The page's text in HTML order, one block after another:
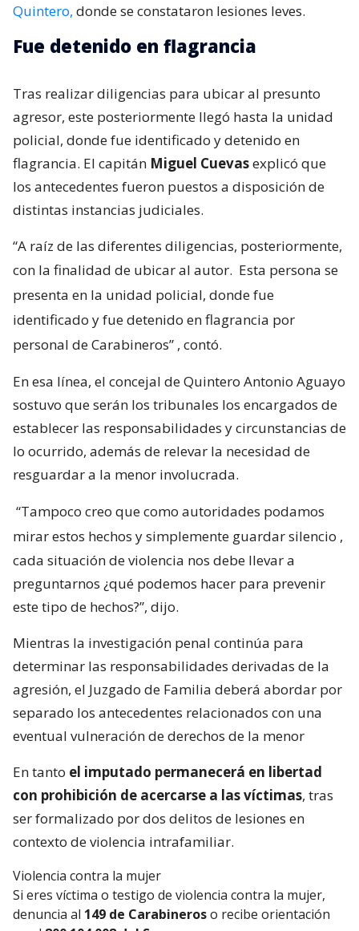
Quintero, donde se constataron lesiones leves.
Fue detenido en flagrancia
Tras realizar diligencias para ubicar al presunto
agresor, este posteriormente llegó hasta la unidad
policial, donde fue identificado y detenido en
flagrancia. El capitán Miguel Cuevasexplicó que
los antecedentes fueron puestos a disposición de
distintas instancias judiciales.
“A raíz de las diferentes diligencias, posteriormente,
con la finalidad de ubicar al autor. Esta persona se
presenta en la unidad policial, donde fue
identificado y fue detenido en flagrancia por
personal de Carabineros” , contó.
En esa línea, el concejal de Quintero Antonio Aguayo
sostuvo que serán los tribunales los encargados de
establecer las responsabilidades y circunstancias de
lo ocurrido, además de relevar la necesidad de
resguardar a la menor involucrada.
“Tampoco creo que como autoridades podamos
mirar estos hechos y simplemente guardar silencio ,
cada situación de violencia nos debe llevar a
preguntarnos ¿qué podemos hacer para prevenir
este tipo de hechos?”, dijo.
Mientras la investigación penal continúa para
determinar las responsabilidades derivadas de la
agresión, el Juzgado de Familia deberá abordar por
separado los antecedentes relacionados con una
eventual vulneración de derechos de la menor
En tanto el imputado permanecerá en libertad
con prohibición de acercarse a las víctimas, tras
ser formalizado por dos delitos de lesiones en
contexto de violencia intrafamiliar.
Violencia contra la mujer
Si eres víctima o testigo de violencia contra la mujer,
denuncia al 149 de Carabineroso recibe orientación